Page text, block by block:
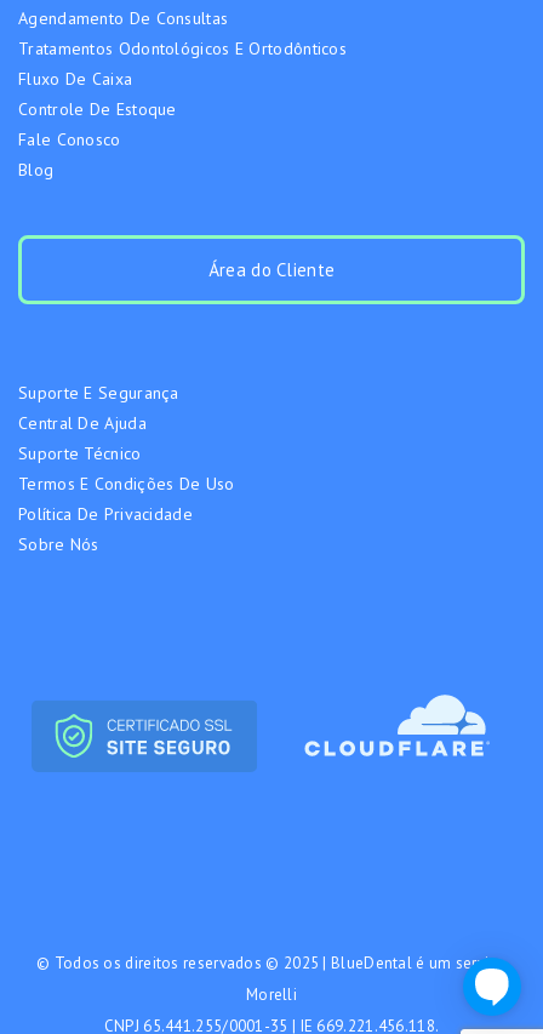
Agendamento De Consultas
Tratamentos Odontológicos E Ortodônticos
Fluxo De Caixa
Controle De Estoque
Fale Conosco
Blog
Área do Cliente
Suporte E Segurança
Central De Ajuda
Suporte Técnico
Termos E Condições De Uso
Política De Privacidade
Sobre Nós
© Todos os direitos reservados © 2025 | BlueDental é um serviço
Morelli
CNPJ 65.441.255/0001-35 | IE 669.221.456.118.